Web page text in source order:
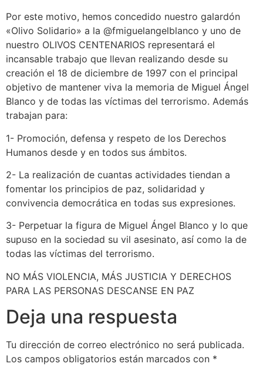
Por este motivo, hemos concedido nuestro galardón
«Olivo Solidario» a la @fmiguelangelblanco y uno de
nuestro OLIVOS CENTENARIOS representará el
incansable trabajo que llevan realizando desde su
creación el 18 de diciembre de 1997 con el principal
objetivo de mantener viva la memoria de Miguel Ángel
Blanco y de todas las víctimas del terrorismo. Además
trabajan para:
1- Promoción, defensa y respeto de los Derechos
Humanos desde y en todos sus ámbitos.
2- La realización de cuantas actividades tiendan a
fomentar los principios de paz, solidaridad y
convivencia democrática en todas sus expresiones.
3- Perpetuar la figura de Miguel Ángel Blanco y lo que
supuso en la sociedad su vil asesinato, así como la de
todas las víctimas del terrorismo.
NO MÁS VIOLENCIA, MÁS JUSTICIA Y DERECHOS
PARA LAS PERSONAS DESCANSE EN PAZ
Deja una respuesta
Tu dirección de correo electrónico no será publicada.
Los campos obligatorios están marcados con *